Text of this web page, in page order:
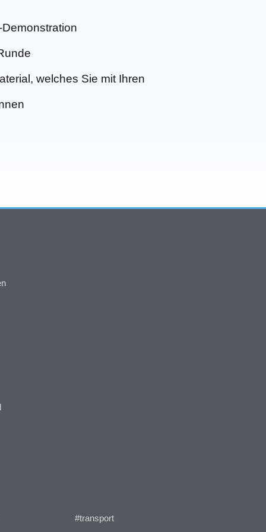
welches Sie mit Ihren
#transport